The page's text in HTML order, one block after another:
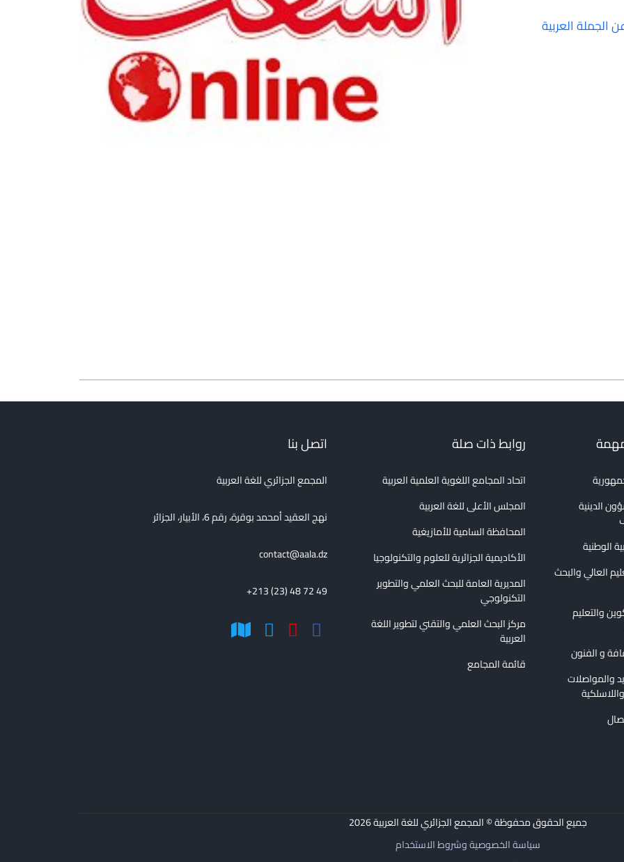
الجملة العربية
الدينية
الوطنية
العالي والبحث
والتعليم
و الفنون
والمواصلات
روابط ذات صلة
اتحاد المجامع اللغوية العلمية العربية
المجلس الأعلى للغة العربية
المحافظة السامية للأمازيغية
الأكاديمية الجزائرية للعلوم والتكنولوجيا
المديرية العامة للبحث العلمي والتطوير
التكنولوجي
مركز البحث العلمي والتقني لتطوير اللغة
العربية
قائمة المجامع
اتصل بنا
المجمع الجزائري للغة العربية
نهج العقيد أمحمد بوقرة، رقم 6، الأبيار، الجزائر
contact@aala.dz
+213 (23) 48 72 49
جميع الحقوق محفوظة © المجمع الجزائري للغة العربية2026
سياسة الخصوصية وشروط الاستخدام